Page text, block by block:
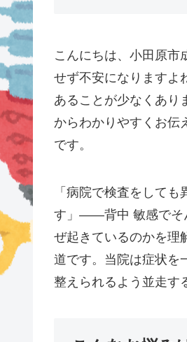
こんにちは、小田原市
せず不安になりますよ
あることが少なくあり
からわかりやすくお伝
です。
「病院で検査をして
す」——背中 敏感でそ
ぜ起きているのかを理
道です。当院は症状を
整えられるよう並走す